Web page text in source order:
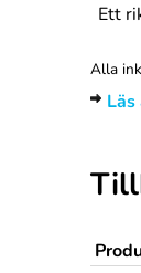
Ett
Alla